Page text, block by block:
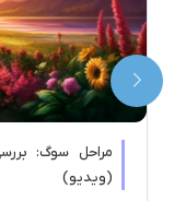
مراحل سوگ:
(ویدیو)